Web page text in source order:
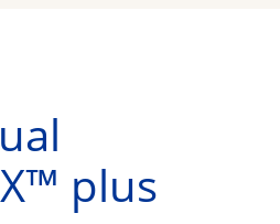
plus